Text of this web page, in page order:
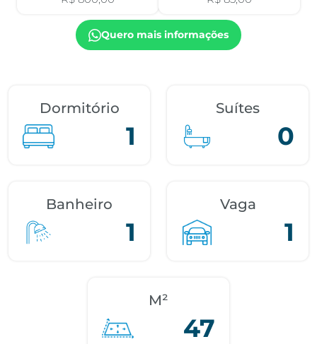
Quero mais informações
Dormitório
1
Suítes
0
Banheiro
1
Vaga
1
M²
47